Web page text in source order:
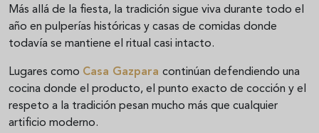
Más allá de la fiesta, la tradición sigue viva durante todo el
año en pulperías históricas y casas de comidas donde
todavía se mantiene el ritual casi intacto.
Lugares como Casa Gazpara continúan defendiendo una
cocina donde el producto, el punto exacto de cocción y el
respeto a la tradición pesan mucho más que cualquier
artificio moderno.